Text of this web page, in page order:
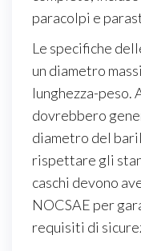
paracolpi e
Le specifiche
un diametro
lunghezza-peso.
dovrebbero
diametro del
rispettare gli
caschi devono
NOCSAE per
requisiti di